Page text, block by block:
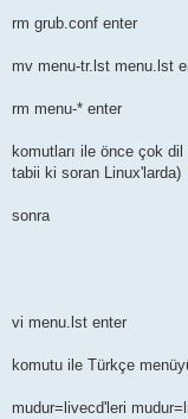
rm grub.conf enter
mv menu-tr.lst menu.lst
rm menu-* enter
komutları ile önce çok
tabii ki soran Linux'larda)
sonra
vi menu.lst enter
komutu ile Türkçe
mudur=livecd'leri